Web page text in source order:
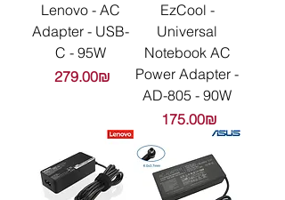
Lenovo - AC
Adapter - USB-
C - 95W
Цена
‏279.00 ‏₪
EzCool -
Universal
Notebook AC
Power Adapter -
AD-805 - 90W
Цена
‏175.00 ‏₪